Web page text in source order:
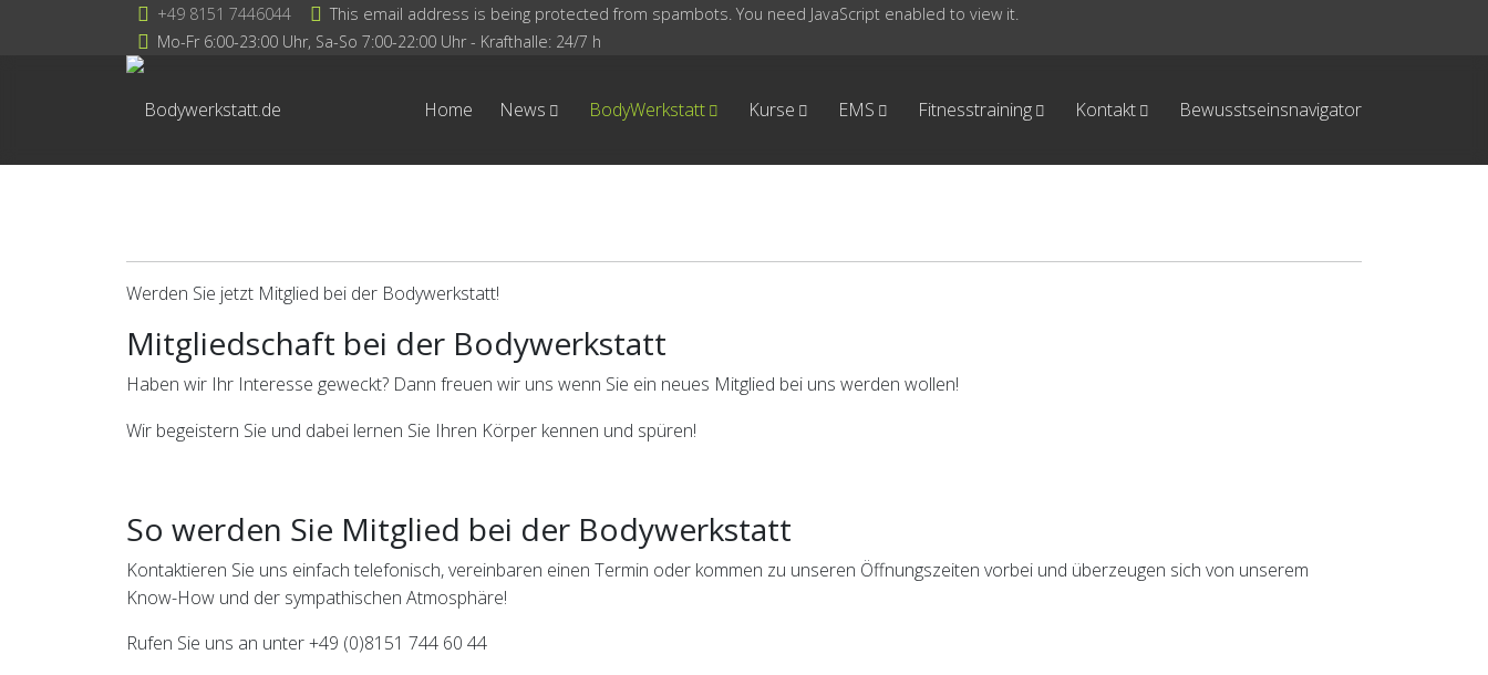
+49 8151 7446044
This email address is being protected from spambots. You need JavaScript enabled to view it.
Mo-Fr 6:00-23:00 Uhr, Sa-So 7:00-22:00 Uhr - Krafthalle: 24/7 h
Home News BodyWerkstatt Kurse EMS Fitnesstraining Kontakt Bewusstseinsnavigator
Werden Sie jetzt Mitglied bei der Bodywerkstatt!
Mitgliedschaft bei der Bodywerkstatt
Haben wir Ihr Interesse geweckt? Dann freuen wir uns wenn Sie ein neues Mitglied bei uns werden wollen!
Wir begeistern Sie und dabei lernen Sie Ihren Körper kennen und spüren!
So werden Sie Mitglied bei der Bodywerkstatt
Kontaktieren Sie uns einfach telefonisch, vereinbaren einen Termin oder kommen zu unseren Öffnungszeiten vorbei und überzeugen sich von unserem
Know-How und der sympathischen Atmosphäre!
Rufen Sie uns an unter +49 (0)8151 744 60 44